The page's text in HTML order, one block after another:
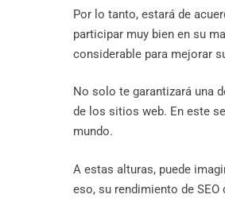
Por lo tanto, estará de
participar muy bien en su
considerable para mejorar
No solo te garantizará una
de los sitios web. En este
mundo.
A estas alturas, puede
eso, su rendimiento de